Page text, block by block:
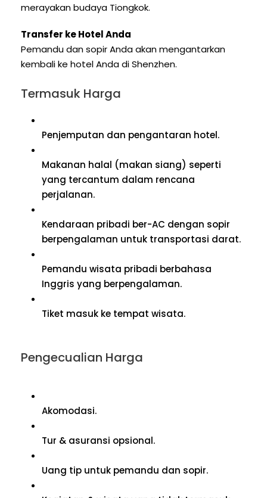
merayakan budaya Tiongkok.
Transfer ke Hotel Anda
Pemandu dan sopir Anda akan mengantarkan
kembali ke hotel Anda di Shenzhen.
Termasuk Harga
Penjemputan dan pengantaran hotel.
Makanan halal (makan siang) seperti
yang tercantum dalam rencana
perjalanan.
Kendaraan pribadi ber-AC dengan sopir
berpengalaman untuk transportasi darat.
Pemandu wisata pribadi berbahasa
Inggris yang berpengalaman.
Tiket masuk ke tempat wisata.
Pengecualian Harga
Akomodasi.
Tur & asuransi opsional.
Uang tip untuk pemandu dan sopir.